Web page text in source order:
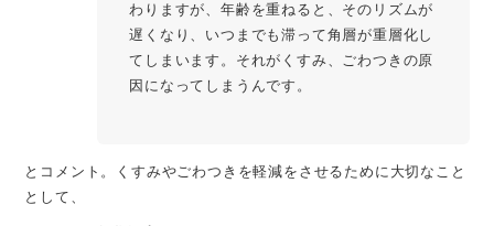
わりますが、年齢を重ねると、そのリズムが
遅くなり、いつまでも滞って角層が重層化し
てしまいます。それがくすみ、ごわつきの原
因になってしまうんです。
とコメント。くすみやごわつきを軽減をさせるために大切なこと
として、